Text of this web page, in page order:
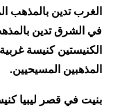
الغرب تدين بالمذهب
في الشرق تدين
الكنيستين كنيسة
المذهبين المسيحيين.
بنيت في قصر ليبيا